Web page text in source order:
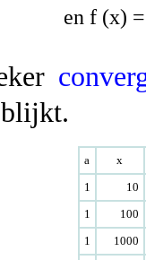
en f (x)
blijkt.
a
x
1
10
1
100
1
1000